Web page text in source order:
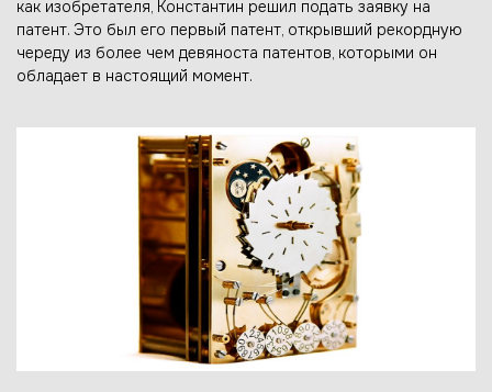
как изобретателя, Константин решил подать заявку на
патент. Это был его первый патент, открывший рекордную
череду из более чем девяноста патентов, которыми он
обладает в настоящий момент.